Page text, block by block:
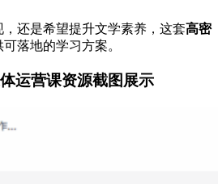
还是希望提升文学素养，这套高密
落地的学习方案。
运营课资源截图展示